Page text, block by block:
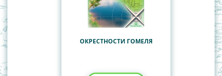
ОКРЕСТНОСТИ ГОМЕЛЯ